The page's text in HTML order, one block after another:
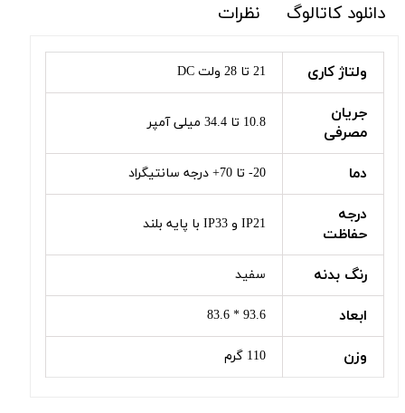
دانلود کاتالوگ
نظرات
ولتاژ کاری 21 تا 28 ولت DC
جریان
مصرفی
10.8 تا 34.4 میلی آمپر
دما 20- تا 70+ درجه سانتیگراد
درجه
حفاظت
IP21 و IP33 با پایه بلند
رنگ بدنه سفید
ابعاد 93.6 * 83.6
وزن 110 گرم